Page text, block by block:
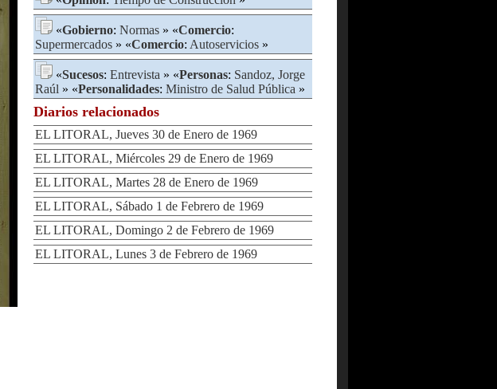
«Gobierno: Normas » «Comercio:
Supermercados » «Comercio: Autoservicios »
«Sucesos: Entrevista » «Personas: Sandoz, Jorge
Raúl » «Personalidades: Ministro de Salud Pública »
Diarios relacionados
EL LITORAL, Jueves 30 de Enero de 1969
EL LITORAL, Miércoles 29 de Enero de 1969
EL LITORAL, Martes 28 de Enero de 1969
EL LITORAL, Sábado 1 de Febrero de 1969
EL LITORAL, Domingo 2 de Febrero de 1969
EL LITORAL, Lunes 3 de Febrero de 1969